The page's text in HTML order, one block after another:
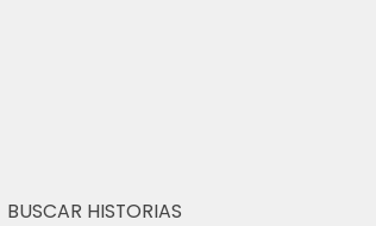
BUSCAR HISTORIAS